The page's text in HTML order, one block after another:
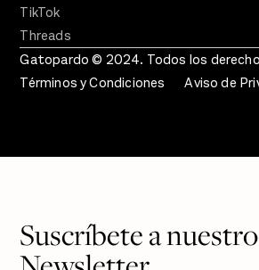
TikTok
Threads
Gatopardo © 2024. Todos los
Términos y Condiciones
Aviso de
Suscríbete a nuestro